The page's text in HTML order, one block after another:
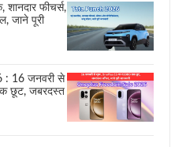
फीचर्स,
जाने पूरी
: 16 जनवरी से
छूट, जबरदस्त